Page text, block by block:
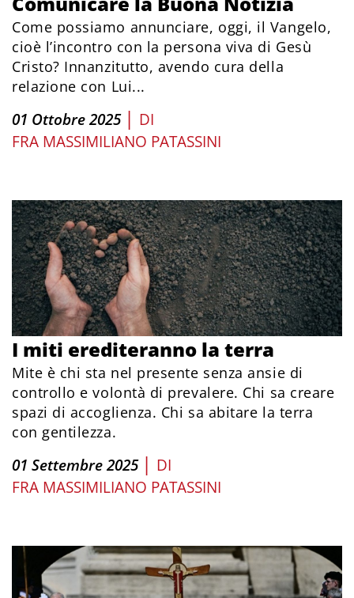
Come possiamo annunciare, oggi, il Vangelo,
cioè l’incontro con la persona viva di Gesù
Cristo? Innanzitutto, avendo cura della
relazione con Lui...
01 Ottobre 2025 | DI
FRA MASSIMILIANO PATASSINI
I miti erediteranno la terra
Mite è chi sta nel presente senza ansie di
controllo e volontà di prevalere. Chi sa creare
spazi di accoglienza. Chi sa abitare la terra
con gentilezza.
01 Settembre 2025 | DI
FRA MASSIMILIANO PATASSINI